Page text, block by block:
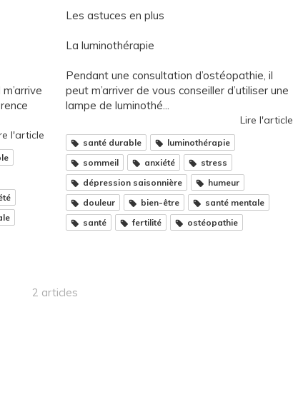
l'article
Les astuces en plus
La luminothérapie
Pendant une consultation d’ostéopathie, il
peut m’arriver de vous conseiller d’utiliser une
lampe de luminothé...
Lire l'article
santé durable
luminothérapie
sommeil
anxiété
stress
dépression saisonnière
humeur
douleur
bien-être
santé mentale
santé
fertilité ostéopathie
2 articles